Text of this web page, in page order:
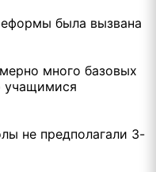
была вызвана
много базовых
учащимися
не предполагали 3-